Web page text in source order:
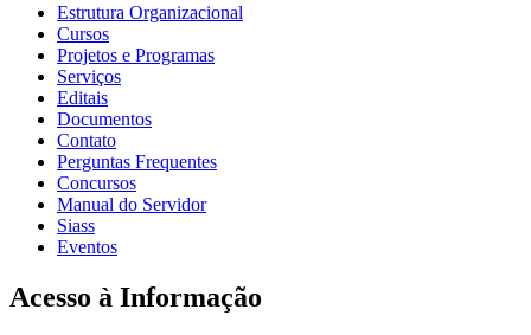
Estrutura Organizacional
Cursos
Projetos e Programas
Serviços
Editais
Documentos
Contato
Perguntas Frequentes
Concursos
Manual do Servidor
Siass
Eventos
Acesso à Informação